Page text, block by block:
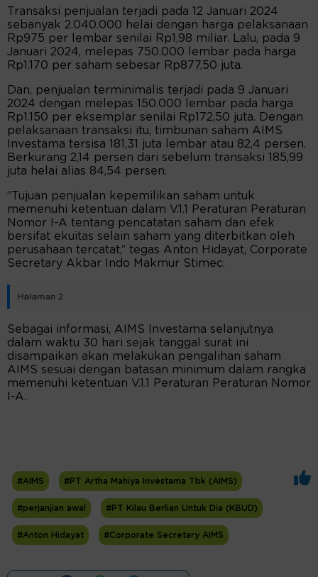
Transaksi penjualan terjadi pada 12 Januari 2024
sebanyak 2.040.000 helai dengan harga pelaksanaan
Rp975 per lembar senilai Rp1,98 miliar. Lalu, pada 9
Januari 2024, melepas 750.000 lembar pada harga
Rp1.170 per saham sebesar Rp877,50 juta.
Dan, penjualan terminimalis terjadi pada 9 Januari
2024 dengan melepas 150.000 lembar pada harga
Rp1.150 per eksemplar senilai Rp172,50 juta. Dengan
pelaksanaan transaksi itu, timbunan saham AIMS
Investama tersisa 181,31 juta lembar atau 82,4 persen.
Berkurang 2,14 persen dari sebelum transaksi 185,99
juta helai alias 84,54 persen.
”Tujuan penjualan kepemilikan saham untuk
memenuhi ketentuan dalam V.1.1 Peraturan Peraturan
Nomor I-A tentang pencatatan saham dan efek
bersifat ekuitas selain saham yang diterbitkan oleh
perusahaan tercatat,” tegas Anton Hidayat, Corporate
Secretary Akbar Indo Makmur Stimec.
Halaman 2
Sebagai informasi, AIMS Investama selanjutnya
dalam waktu 30 hari sejak tanggal surat ini
disampaikan akan melakukan pengalihan saham
AIMS sesuai dengan batasan minimum dalam rangka
memenuhi ketentuan V.1.1 Peraturan Peraturan Nomor
I-A.
#AIMS #PT Artha Mahiya Investama Tbk (AIMS)
#perjanjian awal #PT Kilau Berlian Untuk Dia (KBUD)
#Anton Hidayat #Corporate Secretary AIMS